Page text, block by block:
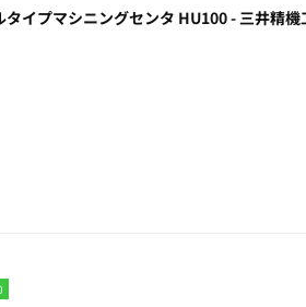
タイプマシニングセンタ HU100 - 三井精